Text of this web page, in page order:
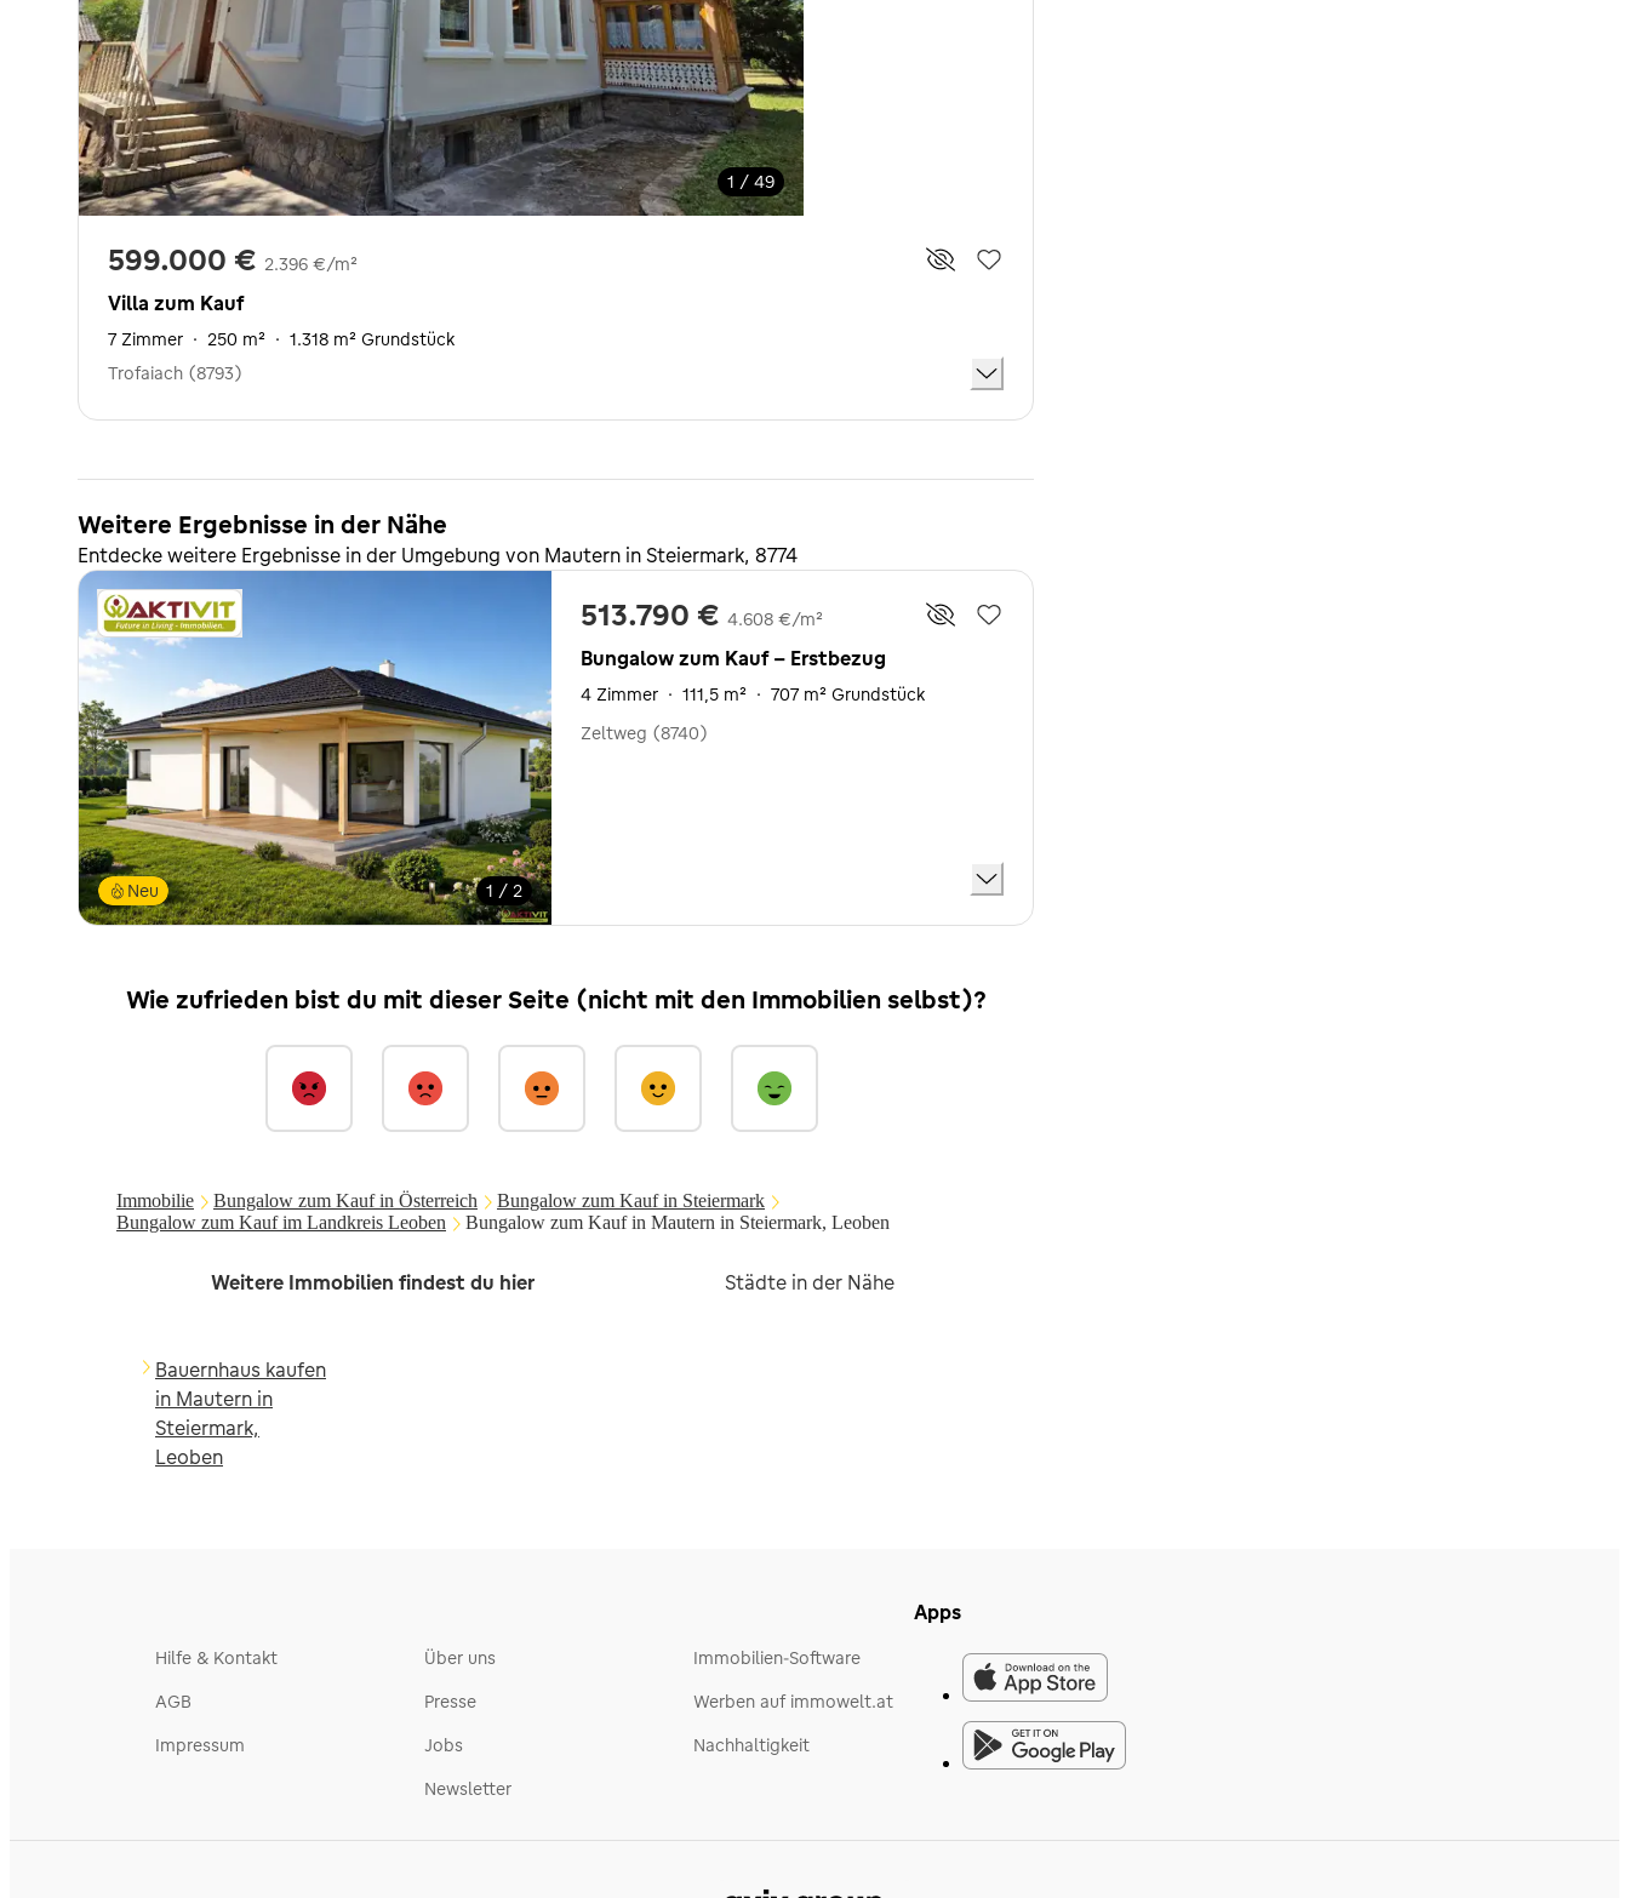
1 / 49
599.000 € 2.396 €/m²
Villa zum Kauf
7 Zimmer · 250 m² · 1.318 m² Grundstück
Trofaiach (8793)
Weitere Ergebnisse in der Nähe
Entdecke weitere Ergebnisse in der Umgebung von Mautern in Steiermark, 8774
1 / 2
Neu
513.790 € 4.608 €/m²
Bungalow zum Kauf - Erstbezug
4 Zimmer · 111,5 m² · 707 m² Grundstück
Zeltweg (8740)
Wie zufrieden bist du mit dieser Seite (nicht mit den Immobilien selbst)?
Immobilie Bungalow zum Kauf in Österreich
Bungalow zum Kauf in Steiermark
Bungalow zum Kauf im Landkreis Leoben
Bungalow zum Kauf in Mautern in Steiermark, Leoben
Weitere Immobilien findest du hier Städte in der Nähe
Bauernhaus kaufen
in Mautern in
Steiermark,
Leoben
Hilfe & Kontakt
AGB
Impressum
Über uns
Presse
Jobs
Newsletter
Immobilien-Software
Werben auf immowelt.at
Nachhaltigkeit
Apps